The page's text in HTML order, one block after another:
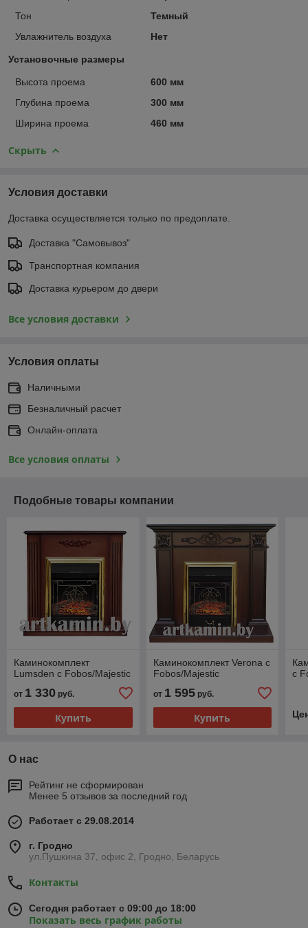
Тон
Темный
Увлажнитель воздуха
Нет
Установочные размеры
Высота проема
600 мм
Глубина проема
300 мм
Ширина проема
460 мм
Скрыть
Условия доставки
Доставка осуществляется только по предоплате.
Доставка "Самовывоз"
Транспортная компания
Доставка курьером до двери
Все условия доставки
Условия оплаты
Наличными
Безналичный расчет
Онлайн-оплата
Все условия оплаты
Подобные товары компании
Каминокомплект
Lumsden с Fobos/Majestic
от 1 330 руб.
Купить
Каминокомплект Verona с
Fobos/Majestic
от 1 595руб.
Купить
с
О нас
Рейтинг не сформирован
Менее 5 отзывов за последний год
Работает с 29.08.2014
г. Гродно
ул.Пушкина 37, офис 2, Гродно, Беларусь
Контакты
Сегодня работает с 09:00 до 18:00
Показать весь график работы